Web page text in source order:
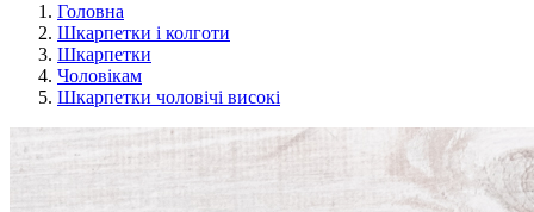
Головна
Шкарпетки і колготи
Шкарпетки
Чоловікам
Шкарпетки чоловічі високі